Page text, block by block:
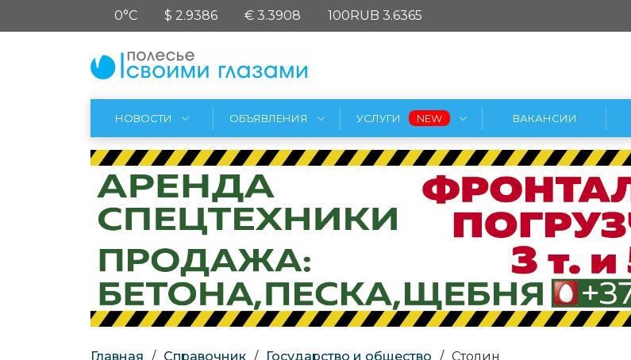
0°C $ 2.9386 € 3.3908 100RUB 3.6365
НОВОСТИ ОБЪЯВЛЕНИЯ УСЛУГИ ВАКАНСИИ
Главная / Справочник / Государство и общество / Столин